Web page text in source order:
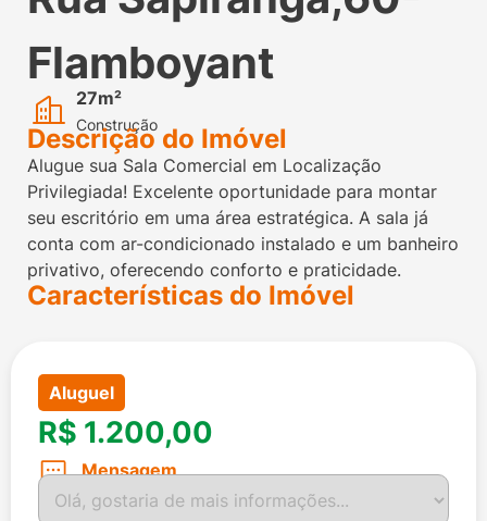
Flamboyant
27m²
Construção
Descrição do Imóvel
Alugue sua Sala Comercial em Localização
Privilegiada! Excelente oportunidade para montar
seu escritório em uma área estratégica. A sala já
conta com ar-condicionado instalado e um banheiro
privativo, oferecendo conforto e praticidade.
Características do Imóvel
Aluguel
R$ 1.200,00
Mensagem